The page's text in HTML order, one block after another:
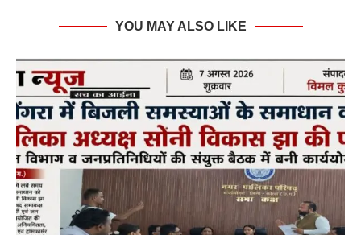
YOU MAY ALSO LIKE